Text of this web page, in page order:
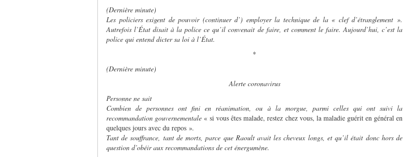
(Dernière minute)
Les policiers exigent de pouvoir (continuer d’) employer la technique de la « clef d’étranglement ».
Autrefois l’État disait à la police ce qu’il convenait de faire, et comment le faire. Aujourd’hui, c’est la
police qui entend dicter sa loi à l’État.
*
(Dernière minute)
Alerte coronavirus
Personne ne sait
Combien de personnes ont fini en réanimation, ou à la morgue, parmi celles qui ont suivi la
recommandation gouvernementale « si vous êtes malade, restez chez vous, la maladie guérit en général en
quelques jours avec du repos ».
Tant de souffrance, tant de morts, parce que Raoult avait les cheveux longs, et qu’il était donc hors de
question d’obéir aux recommandations de cet énergumène.